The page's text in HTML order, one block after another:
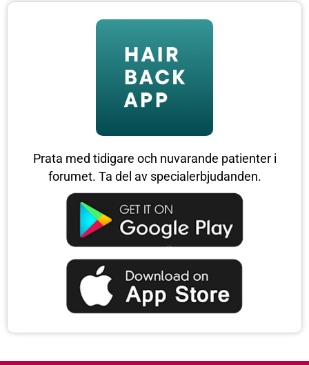
Prata med tidigare och nuvarande patienter i
forumet. Ta del av specialerbjudanden.